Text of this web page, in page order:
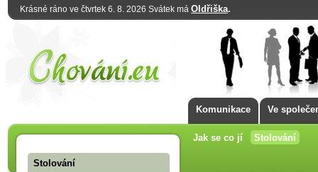
Krásné ráno ve čtvrtek 6. 8. 2026 Svátek má Oldřiška.
Komunikace Ve
Jak se co jí Stolování
Stolování